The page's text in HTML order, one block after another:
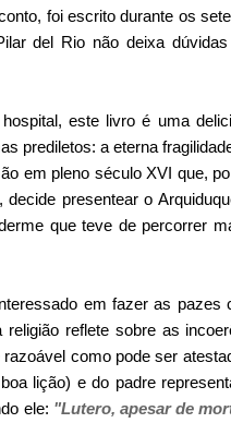
foi escrito durante os
del Rio não deixa
este livro é uma
prediletos: a eterna
em pleno século XVI que,
presentear o
que teve de percorrer
em fazer as pazes
reflete sobre as
como pode ser
lição) e do padre
ele: "Lutero, apesar de